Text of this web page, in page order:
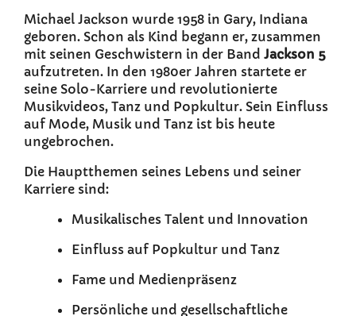
Michael Jackson wurde 1958 in Gary, Indiana
geboren. Schon als Kind begann er, zusammen
mit seinen Geschwistern in der Band Jackson 5
aufzutreten. In den 1980er Jahren startete er
seine Solo-Karriere und revolutionierte
Musikvideos, Tanz und Popkultur. Sein Einfluss
auf Mode, Musik und Tanz ist bis heute
ungebrochen.
Die Hauptthemen seines Lebens und seiner
Karriere sind:
Musikalisches Talent und Innovation
Einfluss auf Popkultur und Tanz
Fame und Medienpräsenz
Persönliche und gesellschaftliche